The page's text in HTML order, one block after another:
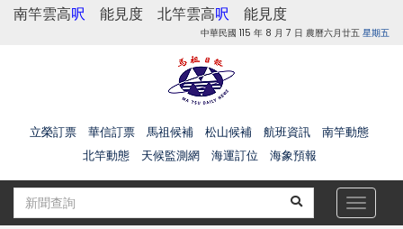
南竿雲高呎 能見度 北竿雲高呎 能見度
中華民國 115 年 8 月 7 日 農曆六月廿五 星期五
立榮訂票 華信訂票 馬祖候補 松山候補 航班資訊
南竿動態
北竿動態
天候監測網 海運訂位 海象預報
Toggle